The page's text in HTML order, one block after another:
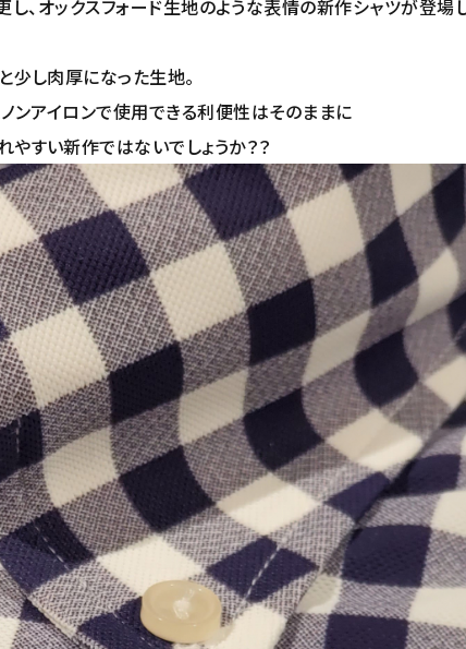
オックスフォード生地のような表情の新作シャツが登場
少し肉厚になった生地。
ンアイロンで使用できる利便性はそのままに
やすい新作ではないでしょうか？？